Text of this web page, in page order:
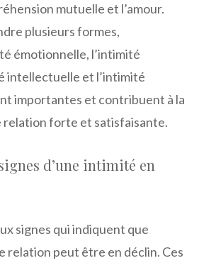
mutuelle et l’amour.
plusieurs formes,
émotionnelle, l’intimité
intellectuelle et l’intimité
importantes et contribuent à la
relation forte et satisfaisante.
d’une intimité en
signes qui indiquent que
relation peut être en déclin. Ces